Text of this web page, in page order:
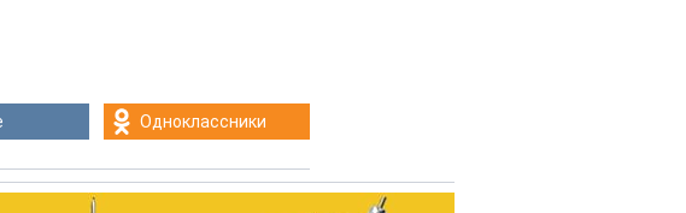
Одноклассники